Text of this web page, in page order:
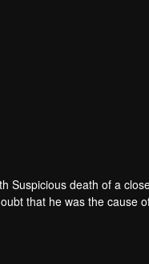
Suspicious death of a
that he was the cause
Yu tried to attract her